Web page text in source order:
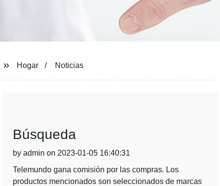
Hogar Noticias
Búsqueda
by admin on 2023-01-05 16:40:31
Telemundo gana comisión por las compras. Los
productos mencionados son seleccionados de marcas